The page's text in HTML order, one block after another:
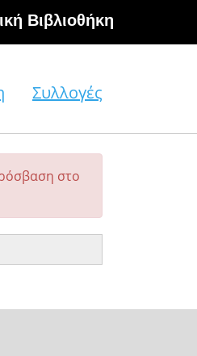
Βιβλιοθήκη
Συλλογές
στο